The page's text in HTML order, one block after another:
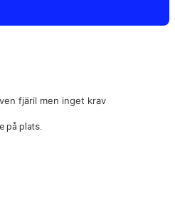
fjäril men inget krav
på plats.